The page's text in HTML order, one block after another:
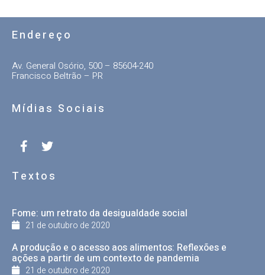
Endereço
Av. General Osório, 500 – 85604-240
Francisco Beltrão – PR
Mídias Sociais
Textos
Fome: um retrato da desigualdade social
21 de outubro de 2020
A produção e o acesso aos alimentos: Reflexões e
ações a partir de um contexto de pandemia
21 de outubro de 2020